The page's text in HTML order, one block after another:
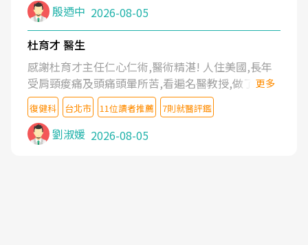
殷迺中 2026-08-05
杜育才 醫生
感謝杜育才主任仁心仁術,醫術精湛! 人住美國,長年
受肩頸痠痛及頭痛頭暈所苦,看遍名醫教授,做了各種
檢查,也嘗試過西醫打針,中醫針灸及物理徒手治療都
沒有用,後來連吃到嗎啡類止痛藥都效果有限,只是壓
症狀,沒多久就痛起來,多年失眠嚴重影響生活品質.
台灣親友介紹忠孝醫院杜育才主任是頸頭症候群專
更多
復健科 台北市 11位讀者推薦 7則就醫評鑑
劉淑媛 2026-08-05